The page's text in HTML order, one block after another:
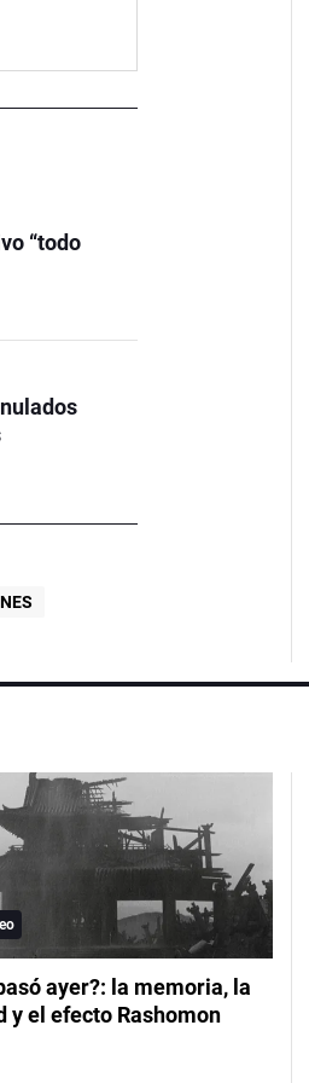
“todo
ayer?: la memoria, la
y el efecto Rashomon